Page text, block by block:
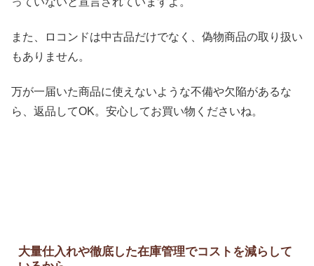
また、ロコンドは中古品だけでなく、偽物商品の取り扱い
もありません。
万が一届いた商品に使えないような不備や欠陥があるな
ら、返品してOK。安心してお買い物くださいね。
大量仕入れや徹底した在庫管理でコストを減らして